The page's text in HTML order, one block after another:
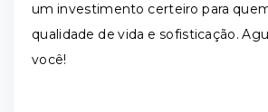
um investimento certeiro para
qualidade de vida e sofisticação.
você!